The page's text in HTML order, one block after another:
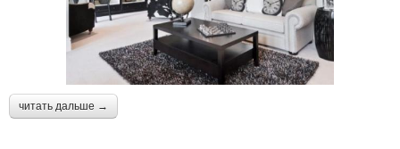
читать дальше →